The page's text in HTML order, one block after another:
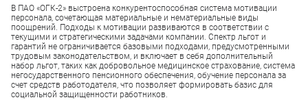
В ПАО «ОГК-2» выстроена конкурентоспособная система мотивации
персонала, сочетающая материальные и нематериальные виды
поощрений. Подходы к мотивации развиваются в соответствии с
текущими и стратегическими задачами компании. Спектр льгот и
гарантий не ограничивается базовыми подходами, предусмотренными
трудовым законодательством, и включает в себя дополнительный
набор льгот, таких как добровольное медицинское страхование, система
негосударственного пенсионного обеспечения, обучение персонала за
счет средств работодателя, что позволяет формировать базис для
социальной защищенности работников.